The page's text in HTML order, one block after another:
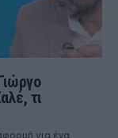
τι
για ένα